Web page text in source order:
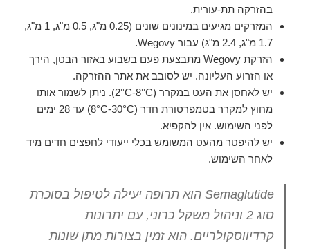
בהזרקה תת-עורית.
המזרקים מגיעים במינונים שונים (0.25 מ"ג, 0.5 מ"ג, 1 מ"ג,
1.7 מ"ג, 2.4 מ"ג) עבור Wegovy.
הזרקת Wegovy מתבצעת פעם בשבוע באזור הבטן, הירך
או הזרוע העליונה. יש לסובב את אתר ההזרקה.
יש לאחסן את העט במקרר (2°C-8°C). ניתן לשמור אותו
מחוץ למקרר בטמפרטורת חדר (8°C-30°C) עד 28 ימים
לפני השימוש. אין להקפיא.
יש להיפטר מהעט המשומש בכלי ייעודי לחפצים חדים מיד
לאחר השימוש.
Semaglutide הוא תרופה יעילה לטיפול בסוכרת
סוג 2 וניהול משקל כרוני, עם יתרונות
קרדיווסקולריים. הוא זמין בצורות מתן שונות